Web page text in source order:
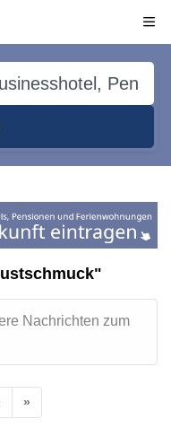
Nachrichten zum
»